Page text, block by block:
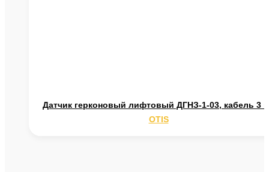
Датчик герконовый лифтовый ДГНЗ-1-03, кабель 3 м
OTIS